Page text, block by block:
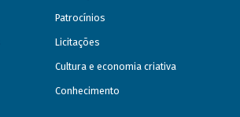
Patrocínios
Licitações
Cultura e economia criativa
Conhecimento